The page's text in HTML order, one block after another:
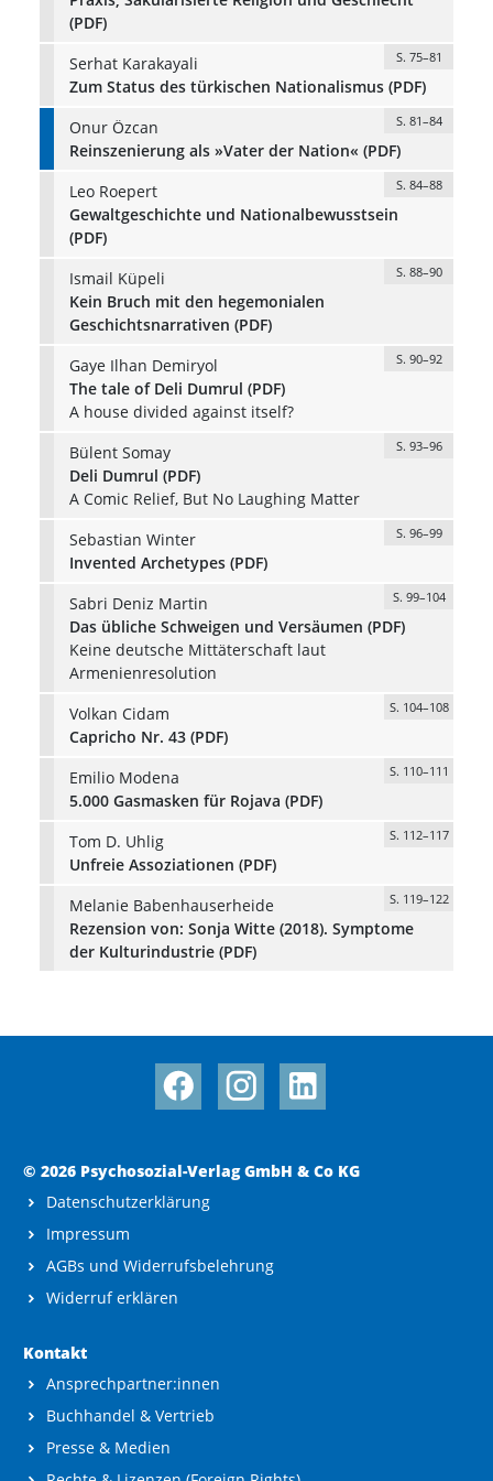
(PDF)
Serhat Karakayali
S. 75–81
Zum Status des türkischen Nationalismus (PDF)
Onur Özcan
S. 81–84
Reinszenierung als »Vater der Nation« (PDF)
Leo Roepert
S. 84–88
Gewaltgeschichte und Nationalbewusstsein
(PDF)
Ismail Küpeli
S. 88–90
Kein Bruch mit den hegemonialen
Geschichtsnarrativen (PDF)
Gaye Ilhan Demiryol
S. 90–92
The tale of Deli Dumrul (PDF)
A house divided against itself?
Bülent Somay
S. 93–96
Deli Dumrul (PDF)
A Comic Relief, But No Laughing Matter
Sebastian Winter
S. 96–99
Invented Archetypes (PDF)
Sabri Deniz Martin
S. 99–104
Das übliche Schweigen und Versäumen (PDF)
Keine deutsche Mittäterschaft laut
Armenienresolution
Volkan Cidam
S. 104–108
Capricho Nr. 43 (PDF)
Emilio Modena
S. 110–111
5.000 Gasmasken für Rojava (PDF)
Tom D. Uhlig
S. 112–117
Unfreie Assoziationen (PDF)
Melanie Babenhauserheide
S. 119–122
Rezension von: Sonja Witte (2018). Symptome
der Kulturindustrie (PDF)
© 2026 Psychosozial-Verlag GmbH & Co KG
Datenschutzerklärung
Impressum
AGBs und Widerrufsbelehrung
Widerruf erklären
Kontakt
Ansprechpartner:innen
Buchhandel & Vertrieb
Presse & Medien